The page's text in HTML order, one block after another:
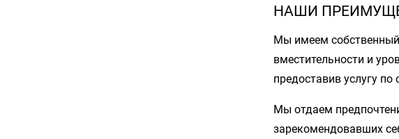
НАШИ
Мы имеем
вместительности и
предоставив услугу
Мы отдаем
зарекомендовавших